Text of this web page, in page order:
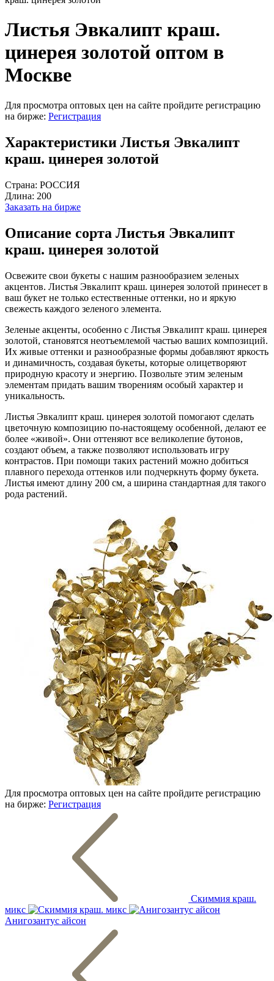
Листья Эвкалипт краш.
цинерея золотой оптом в
Москве
Для просмотра оптовых цен на сайте пройдите регистрацию
на бирже: Регистрация
Характеристики Листья Эвкалипт
краш. цинерея золотой
Страна: РОССИЯ
Длина: 200
Заказать на бирже
Описание сорта Листья Эвкалипт
краш. цинерея золотой
Освежите свои букеты с нашим разнообразием зеленых
акцентов. Листья Эвкалипт краш. цинерея золотой принесет в
ваш букет не только естественные оттенки, но и яркую
свежесть каждого зеленого элемента.
Зеленые акценты, особенно с Листья Эвкалипт краш. цинерея
золотой, становятся неотъемлемой частью ваших композиций.
Их живые оттенки и разнообразные формы добавляют яркость
и динамичность, создавая букеты, которые олицетворяют
природную красоту и энергию. Позвольте этим зеленым
элементам придать вашим творениям особый характер и
уникальность.
Листья Эвкалипт краш. цинерея золотой помогают сделать
цветочную композицию по-настоящему особенной, делают ее
более «живой». Они оттеняют все великолепие бутонов,
создают объем, а также позволяют использовать игру
контрастов. При помощи таких растений можно добиться
плавного перехода оттенков или подчеркнуть форму букета.
Листья имеют длину 200 см, а ширина стандартная для такого
рода растений.
Для просмотра оптовых цен на сайте пройдите регистрацию
на бирже: Регистрация
Скиммия краш.
микс
Анигозантус айсон